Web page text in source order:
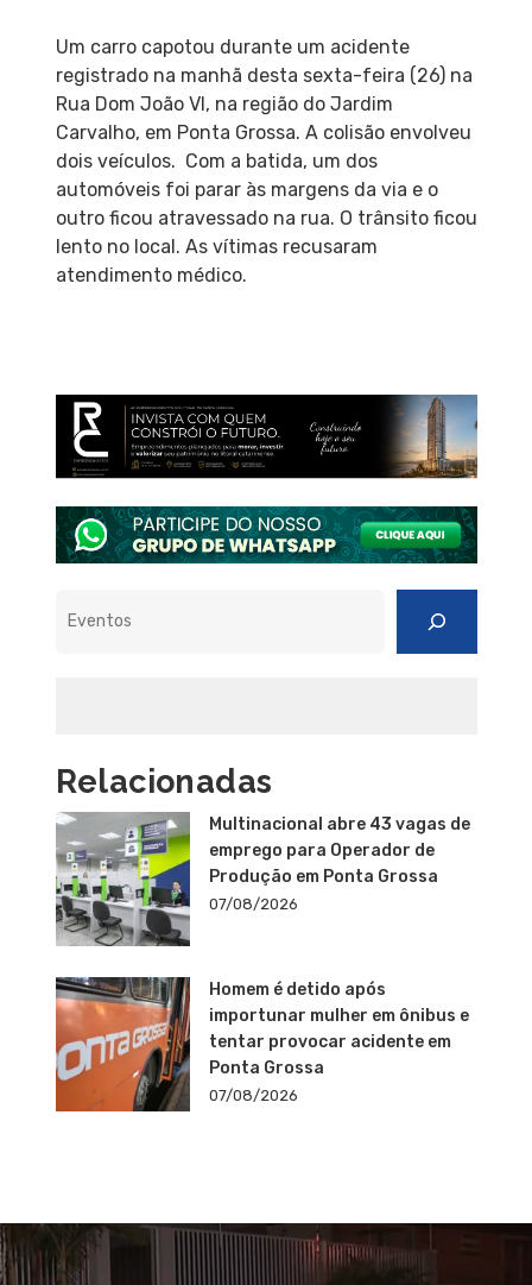
Um carro capotou durante um acidente
registrado na manhã desta sexta-feira (26) na
Rua Dom João VI, na região do Jardim
Carvalho, em Ponta Grossa. A colisão envolveu
dois veículos. Com a batida, um dos
automóveis foi parar às margens da via e o
outro ficou atravessado na rua. O trânsito ficou
lento no local. As vítimas recusaram
atendimento médico.
Relacionadas
Multinacional abre 43 vagas de
emprego para Operador de
Produção em Ponta Grossa
07/08/2026
Homem é detido após
importunar mulher em ônibus e
tentar provocar acidente em
Ponta Grossa
07/08/2026